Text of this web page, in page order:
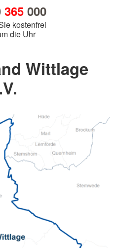
365000
kostenfrei
die Uhr
Wittlage